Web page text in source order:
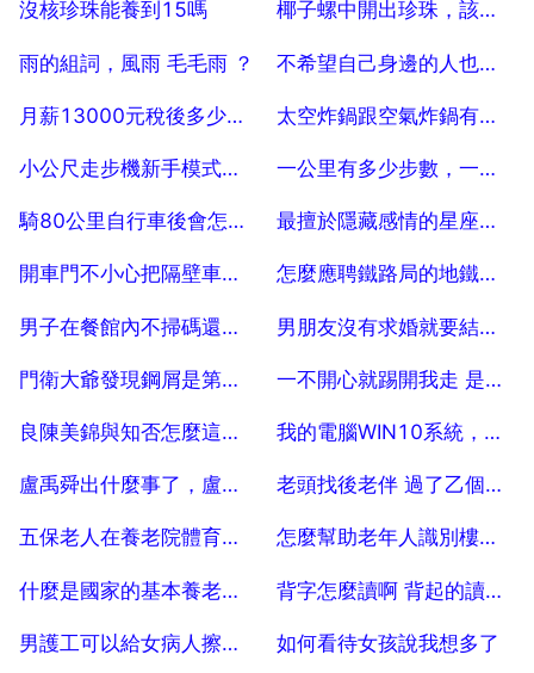
沒核珍珠能養到15嗎
2025-07-04
椰子螺中開出珍珠，該算誰的？
2025-07-04
雨的組詞，風雨 毛毛雨 ？
2025-07-04
不希望自己身邊的人也喜歡自己的偶像是什麼心理
2025-07-04
月薪13000元稅後多少錢。
2025-07-04
太空炸鍋跟空氣炸鍋有什麼不同
2025-07-04
小公尺走步機新手模式過不去
2025-07-04
一公里有多少步數，一公里大約多少步數
2025-07-04
騎80公里自行車後會怎麼樣
2025-07-04
最擅於隱藏感情的星座有哪些
2025-07-04
開車門不小心把隔壁車門磕了個坑,怎麼辦 司機不在
2025-07-04
怎麼應聘鐵路局的地鐵人員？
2025-07-04
男子在餐館內不掃碼還毆打多人，該男子可能會受到什麼處罰呢？
2025-07-04
男朋友沒有求婚就要結婚，我該怎麼辦呢？
2025-07-04
門衛大爺發現鋼屑是第幾集
2025-07-04
一不開心就踢開我走 是哪首歌
2025-07-04
良陳美錦與知否怎麼這麼像
2025-07-04
我的電腦WIN10系統，裝完虛擬機器後固態硬碟不識別了？ 100
2025-07-04
盧禹舜出什麼事了，盧禹舜的介紹
2025-07-04
老頭找後老伴 過了乙個月還沒結婚給了五萬元能要回來了嗎？
2025-07-04
五保老人在養老院體育活動怎麼寫？
2025-07-04
怎麼幫助老年人識別樓棟資訊
2025-07-04
什麼是國家的基本養老服務？
2025-07-04
背字怎麼讀啊 背起的讀音是什麼？
2025-07-04
男護工可以給女病人擦洗身體嗎？ 如何看待女孩說我想多了